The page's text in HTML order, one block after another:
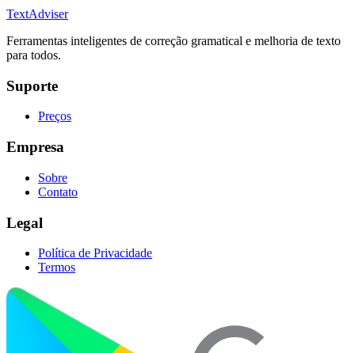
TextAdviser
Ferramentas inteligentes de correção gramatical e melhoria de texto
para todos.
Suporte
Preços
Empresa
Sobre
Contato
Legal
Política de Privacidade
Termos